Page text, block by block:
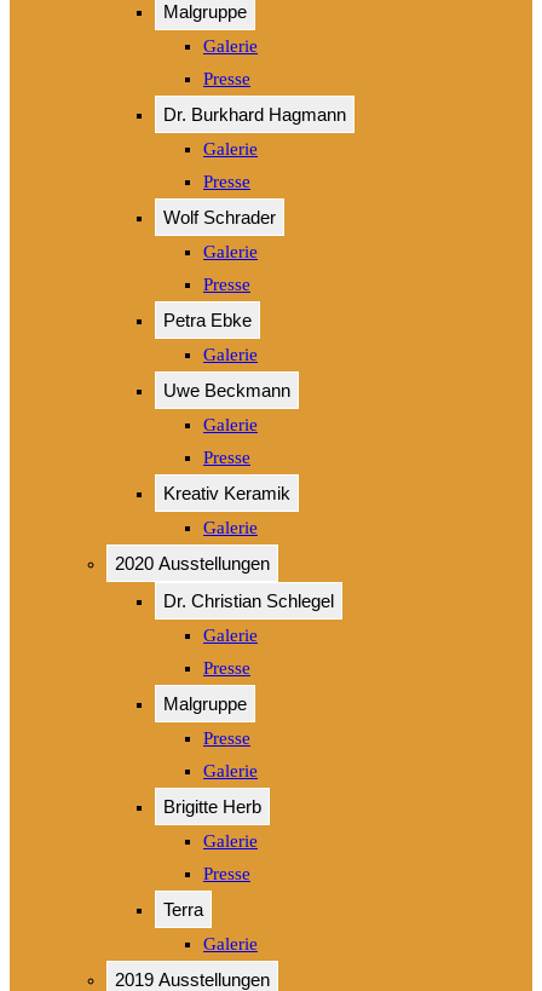
Malgruppe
Galerie
Presse
Dr. Burkhard Hagmann
Galerie
Presse
Wolf Schrader
Galerie
Presse
Petra Ebke
Galerie
Uwe Beckmann
Galerie
Presse
Kreativ Keramik
Galerie
2020 Ausstellungen
Dr. Christian Schlegel
Galerie
Presse
Malgruppe
Presse
Galerie
Brigitte Herb
Galerie
Presse
Terra
Galerie
2019 Ausstellungen